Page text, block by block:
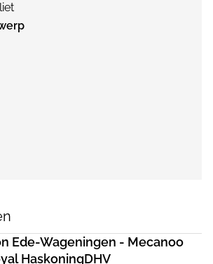
Ede-Wageningen - Mecanoo
HaskoningDHV